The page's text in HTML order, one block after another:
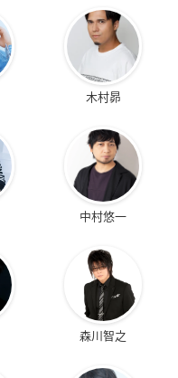
木村昴
中村悠一
森川智之